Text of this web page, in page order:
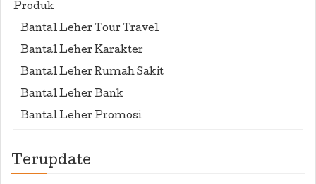
Produk
Bantal Leher Tour Travel
Bantal Leher Karakter
Bantal Leher Rumah Sakit
Bantal Leher Bank
Bantal Leher Promosi
Terupdate